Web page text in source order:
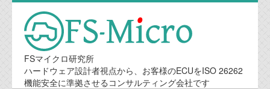
FSマイクロ研究所
ハードウェア設計者視点から、お客様のECUをISO 26262
機能安全に準拠させるコンサルティング会社です